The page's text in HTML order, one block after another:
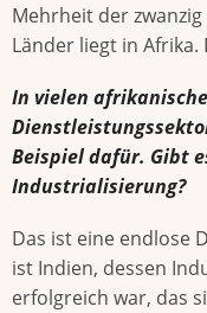
Mehrheit der
Länder liegt in
In vielen
Beispiel dafür. Gibt
Industrialisierung?
Das ist eine endlose
ist Indien, dessen
erfolgreich war, das